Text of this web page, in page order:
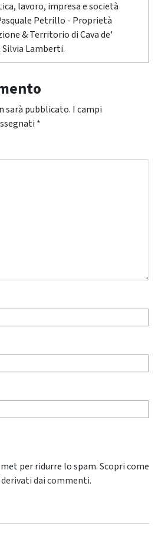
lavoro, impresa e società
Petrillo - Proprietà
& Territorio di Cava de'
Lamberti.
sarà pubblicato. I campi
*
per ridurre lo spam.Scopri come
dai commenti.